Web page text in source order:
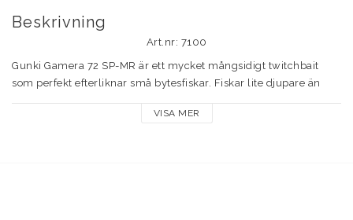
Beskrivning
Art.nr: 7100
Gunki Gamera 72 SP-MR är ett mycket mångsidigt twitchbait
som perfekt efterliknar små bytesfiskar. Fiskar lite djupare än
kroppsprofilen är utformade för att trycka mycket vatten -
VISA MER